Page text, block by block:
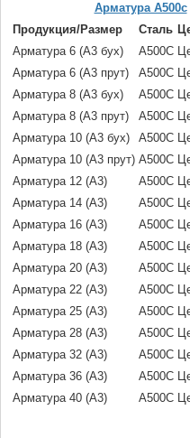
Арматура А500с
Продукция/Размер
Сталь
Арматура 6 (А3 бух)
А500С
Арматура 6 (А3 прут)
А500С
Арматура 8 (А3 бух)
А500С
Арматура 8 (А3 прут)
А500С
Арматура 10 (А3 бух)
А500С
Арматура 10 (А3 прут) А500С
Арматура 12 (А3)
А500С
Арматура 14 (А3)
А500С
Арматура 16 (А3)
А500С
Арматура 18 (А3)
А500С
Арматура 20 (А3)
А500С
Арматура 22 (А3)
А500С
Арматура 25 (А3)
А500С
Арматура 28 (А3)
А500С
Арматура 32 (А3)
А500С
Арматура 36 (А3)
А500С
Арматура 40 (А3)
А500С